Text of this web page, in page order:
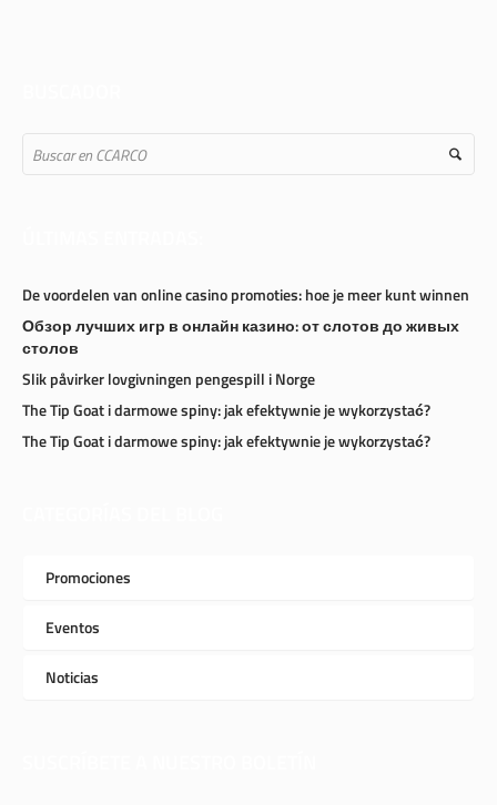
De voordelen van online casino promoties: hoe je meer kunt winnen
Обзор лучших игр в онлайн казино: от слотов до живых
столов
Slik påvirker lovgivningen pengespill i Norge
The Tip Goat i darmowe spiny: jak efektywnie je wykorzystać?
The Tip Goat i darmowe spiny: jak efektywnie je wykorzystać?
Promociones
Eventos
Noticias